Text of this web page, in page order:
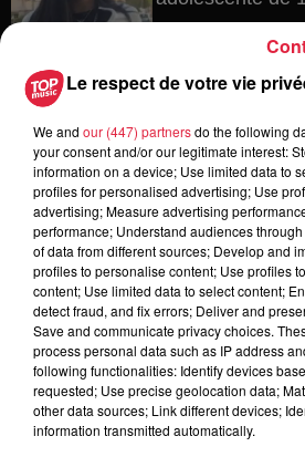
Muttersholtz :
voilà BotaRied
3 août 2026
Éclipse solaire
comment
Le respect de votre vie
We and our (447) partnersdo the following
your consent and/or our legitimate interest:
information on a device; Use limited data to
profiles for personalised advertising; Use
advertising; Measure advertising
performance; Understand audiences
of data from different sources; Develop and
profiles to personalise content; Use profiles
content; Use limited data to select content;
detect fraud, and fix errors; Deliver and
Save and communicate privacy choices.
process personal data such as IP address
following functionalities: Identify devices
requested; Use precise geolocation data;
other data sources; Link different devices;
information transmitted automatically.